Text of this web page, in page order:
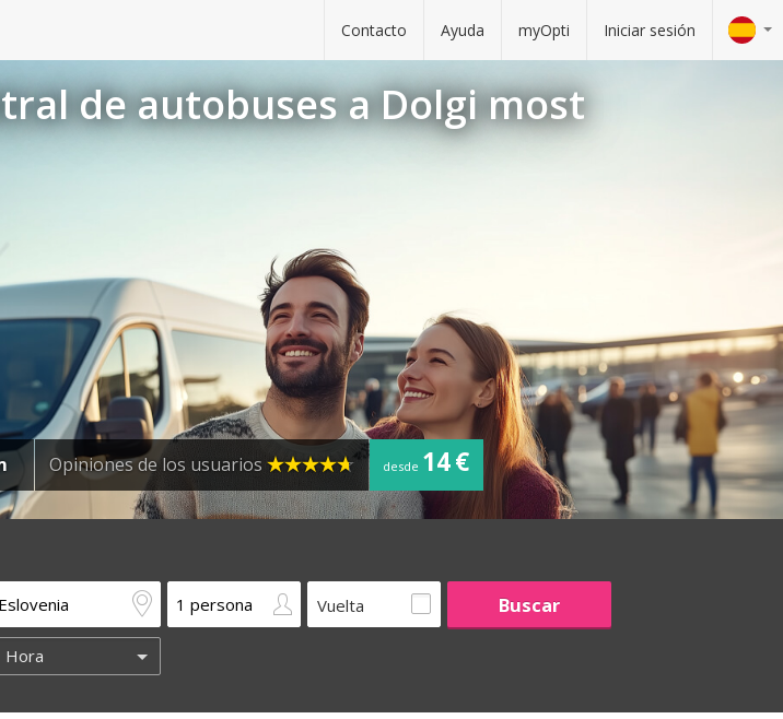
Contacto Ayuda myOpti Iniciar sesión
de autobuses a Dolgi most
Opiniones de los usuarios desde 14 €
Vuelta